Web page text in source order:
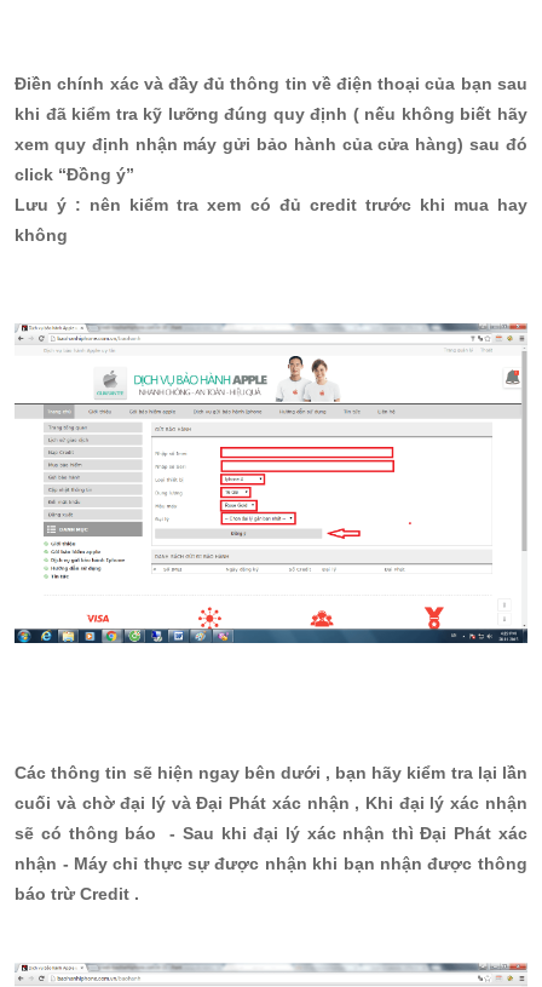
Điền chính xác và đầy đủ thông tin về điện thoại của bạn sau
khi đã kiểm tra kỹ lưỡng đúng quy định ( nếu không biết hãy
xem quy định nhận máy gửi bảo hành của cửa hàng) sau đó
click “Đồng ý”
Lưu ý : nên kiểm tra xem có đủ credit trước khi mua hay
không
Các thông tin sẽ hiện ngay bên dưới , bạn hãy kiểm tra lại lần
cuối và chờ đại lý và Đại Phát xác nhận , Khi đại lý xác nhận
sẽ có thông báo - Sau khi đại lý xác nhận thì Đại Phát xác
nhận - Máy chỉ thực sự được nhận khi bạn nhận được thông
báo trừ Credit .